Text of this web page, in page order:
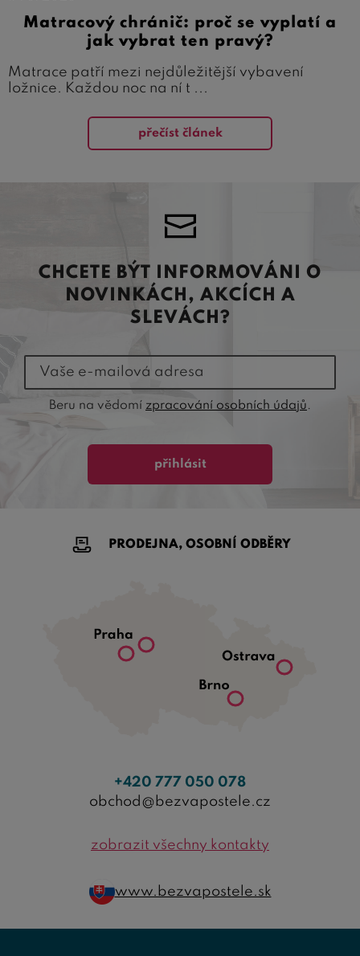
Matracový chránič: proč se vyplatí a
jak vybrat ten pravý?
Matrace patří mezi nejdůležitější vybavení
ložnice. Každou noc na ní t ...
přečíst článek
CHCETE BÝT INFORMOVÁNI O
NOVINKÁCH, AKCÍCH A
SLEVÁCH?
Vaše e-mailová adresa
přihlásit
Beru na vědomí zpracování osobních údajů.
PRODEJNA, OSOBNÍ ODBĚRY
+420 777 050 078
obchod@bezvapostele.cz
zobrazit všechny kontakty
www.bezvapostele.sk